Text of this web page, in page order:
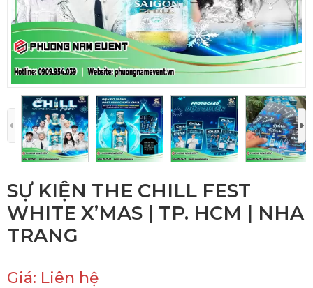
SỰ KIỆN THE CHILL FEST
WHITE X’MAS | TP. HCM | NHA
TRANG
Giá: Liên hệ